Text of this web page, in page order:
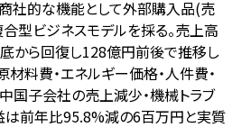
社的な機能として外部購入品(売
型ビジネスモデルを採る。売上高
から回復し128億円前後で推移し
材料費・エネルギー価格・人件費・
国子会社の売上減少・機械トラブ
は前年比95.8%減の6百万円と実質